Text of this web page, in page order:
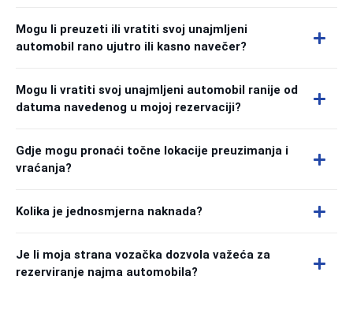
Mogu li preuzeti ili vratiti svoj unajmljeni
automobil rano ujutro ili kasno navečer?
Mogu li vratiti svoj unajmljeni automobil ranije od
datuma navedenog u mojoj rezervaciji?
Gdje mogu pronaći točne lokacije preuzimanja i
vraćanja?
Kolika je jednosmjerna naknada?
Je li moja strana vozačka dozvola važeća za
rezerviranje najma automobila?